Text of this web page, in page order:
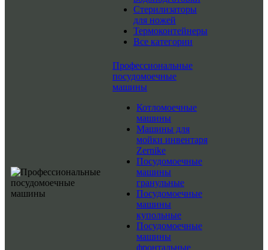
Стерилизаторы
для ножей
Термоконтейнеры
Все категории
Профессиональные
посудомоечные
машины
Котломоечные
машины
Машины для
мойки инвентаря
Zernike
Посудомоечные
машины
гранульные
Посудомоечные
машины
купольные
Посудомоечные
машины
фронтальные